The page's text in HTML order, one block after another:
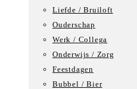
Liefde / Bruiloft
Ouderschap
Werk / Collega
Onderwijs / Zorg
Feestdagen
Bubbel / Bier